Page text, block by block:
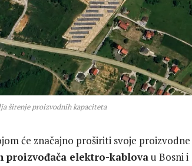
širenje proizvodnih kapaciteta
će značajno proširiti svoje proizvodne
proizvođača elektro-kablovau Bosni i